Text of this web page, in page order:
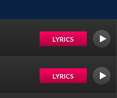
LYRICS
LYRICS